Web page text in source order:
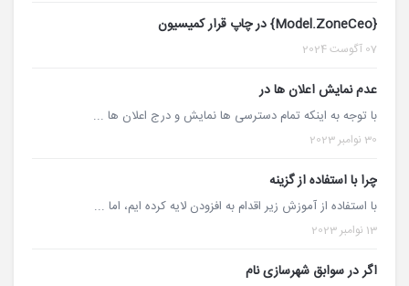
{Model.ZoneCeo} در چاپ قرار کمیسیون
07 آگوست 2024
عدم نمایش اعلان ها در
با توجه به اینکه تمام دسترسی ها نمایش و درج اعلان ها ...
30 نوامبر 2023
چرا با استفاده از گزینه
با استفاده از آموزش زیر اقدام به افزودن لایه کرده ایم، اما ...
13 نوامبر 2023
اگر در سوابق شهرسازی نام